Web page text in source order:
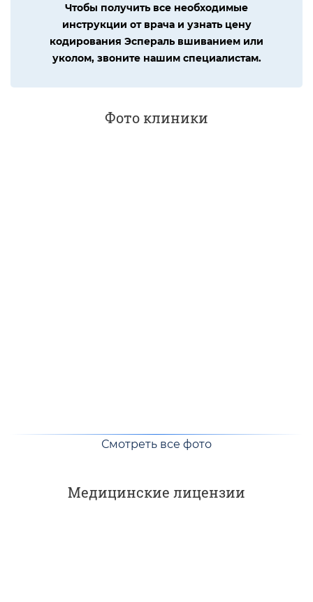
Чтобы получить все необходимые
инструкции от врача и узнать цену
кодирования Эспераль вшиванием или
уколом, звоните нашим специалистам.
Фото клиники
Смотреть все фото
Медицинские лицензии